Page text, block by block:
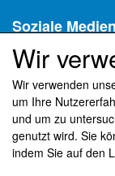
Soziale Medien
Erhalten Sie
Wir
Wir verwenden
um Ihre
und um zu
genutzt wird. Sie
indem Sie auf den